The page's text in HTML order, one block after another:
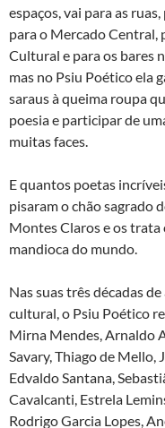
espaços, vai para as
para o Mercado Central,
Cultural e para os bares
mas no Psiu Poético ela
saraus à queima roupa
poesia e participar de
muitas faces.
E quantos poetas
pisaram o chão sagrado
Montes Claros e os trata
mandioca do mundo.
Nas suas três décadas
cultural, o Psiu Poético
Mirna Mendes, Arnaldo
Savary, Thiago de Mello,
Edvaldo Santana,
Cavalcanti, Estrela
Rodrigo Garcia Lopes,